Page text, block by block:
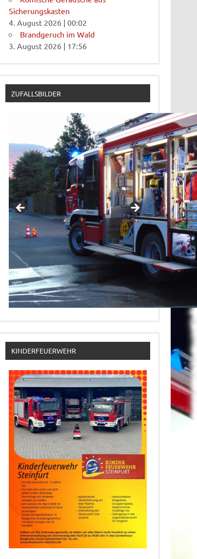
Sicherungskasten
4. August 2026 |00:02
Brandgeruch im Wald
3. August 2026 | 17:56
ZUFALLSBILDER
KINDERFEUERWEHR